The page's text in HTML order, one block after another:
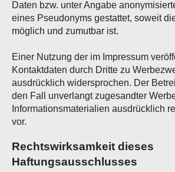
Daten bzw. unter Angabe
eines Pseudonyms gestattet, soweit
möglich und zumutbar ist.
Einer Nutzung der im Impressum
Kontaktdaten durch Dritte zu
ausdrücklich widersprochen. Der
den Fall unverlangt zugesandter
Informationsmaterialien ausdrücklich
vor.
Rechtswirksamkeit dieses
Haftungsausschlusses